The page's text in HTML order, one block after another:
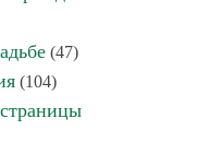
(47)
(104)